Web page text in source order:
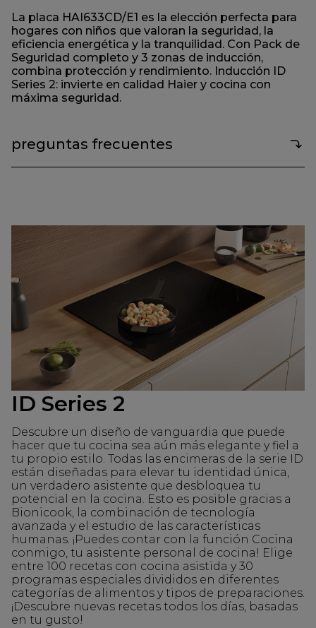
La placa HAI633CD/E1 es la elección perfecta para
hogares con niños que valoran la seguridad, la
eficiencia energética y la tranquilidad. Con Pack de
Seguridad completo y 3 zonas de inducción,
combina protección y rendimiento. Inducción ID
Series 2: invierte en calidad Haier y cocina con
máxima seguridad.
preguntas frecuentes
ID Series 2
Descubre un diseño de vanguardia que puede
hacer que tu cocina sea aún más elegante y fiel a
tu propio estilo. Todas las encimeras de la serie ID
están diseñadas para elevar tu identidad única,
un verdadero asistente que desbloquea tu
potencial en la cocina. Esto es posible gracias a
Bionicook, la combinación de tecnología
avanzada y el estudio de las características
humanas. ¡Puedes contar con la función Cocina
conmigo, tu asistente personal de cocina! Elige
entre 100 recetas con cocina asistida y 30
programas especiales divididos en diferentes
categorías de alimentos y tipos de preparaciones.
¡Descubre nuevas recetas todos los días, basadas
en tu gusto!